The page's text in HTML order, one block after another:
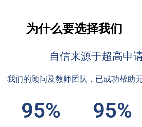
为什么要选择我们
自信来源于超高申
我们的顾问及教师团队，已成功帮助
95% 95%